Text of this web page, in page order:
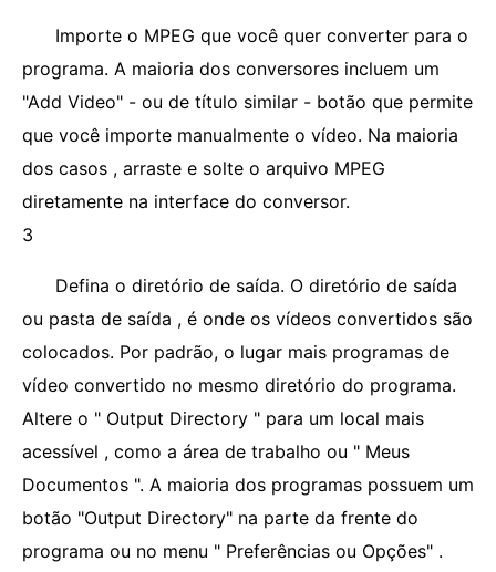
Importe o MPEG que você quer converter para o
programa. A maioria dos conversores incluem um
"Add Video" - ou de título similar - botão que permite
que você importe manualmente o vídeo. Na maioria
dos casos , arraste e solte o arquivo MPEG
diretamente na interface do conversor.
3
Defina o diretório de saída. O diretório de saída
ou pasta de saída , é onde os vídeos convertidos são
colocados. Por padrão, o lugar mais programas de
vídeo convertido no mesmo diretório do programa.
Altere o " Output Directory " para um local mais
acessível , como a área de trabalho ou " Meus
Documentos ". A maioria dos programas possuem um
botão "Output Directory" na parte da frente do
programa ou no menu " Preferências ou Opções" .